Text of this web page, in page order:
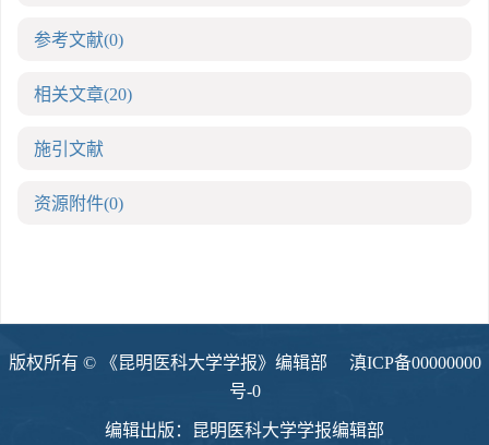
参考文献(0)
相关文章(20)
施引文献
资源附件(0)
版权所有 © 《昆明医科大学学报》编辑部 滇ICP备00000000
号-0
编辑出版：昆明医科大学学报编辑部